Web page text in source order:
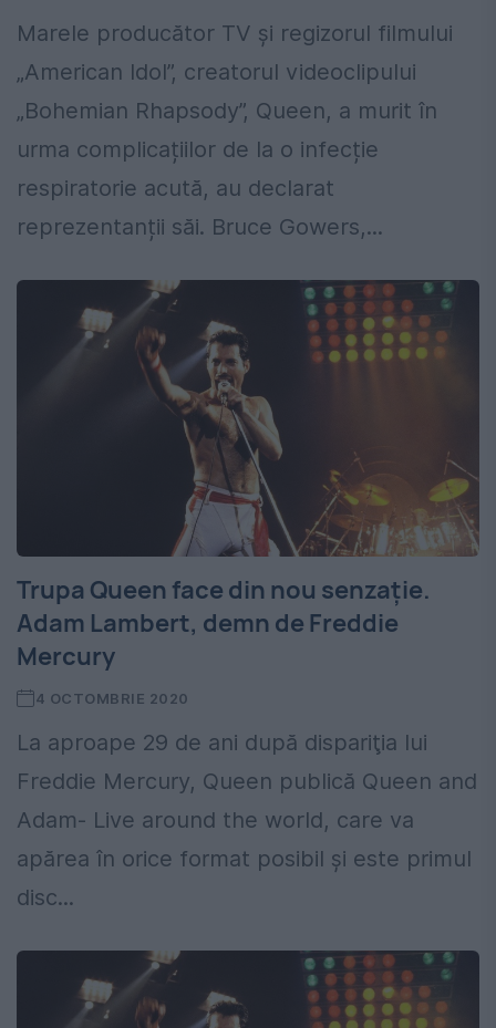
Marele producător TV și regizorul filmului
„American Idol”, creatorul videoclipului
„Bohemian Rhapsody”, Queen, a murit în
urma complicațiilor de la o infecție
respiratorie acută, au declarat
reprezentanții săi. Bruce Gowers,...
Trupa Queen face din nou senzaţie.
Adam Lambert, demn de Freddie
Mercury
4 OCTOMBRIE 2020
La aproape 29 de ani după dispariţia lui
Freddie Mercury, Queen publică Queen and
Adam- Live around the world, care va
apărea în orice format posibil şi este primul
disc...